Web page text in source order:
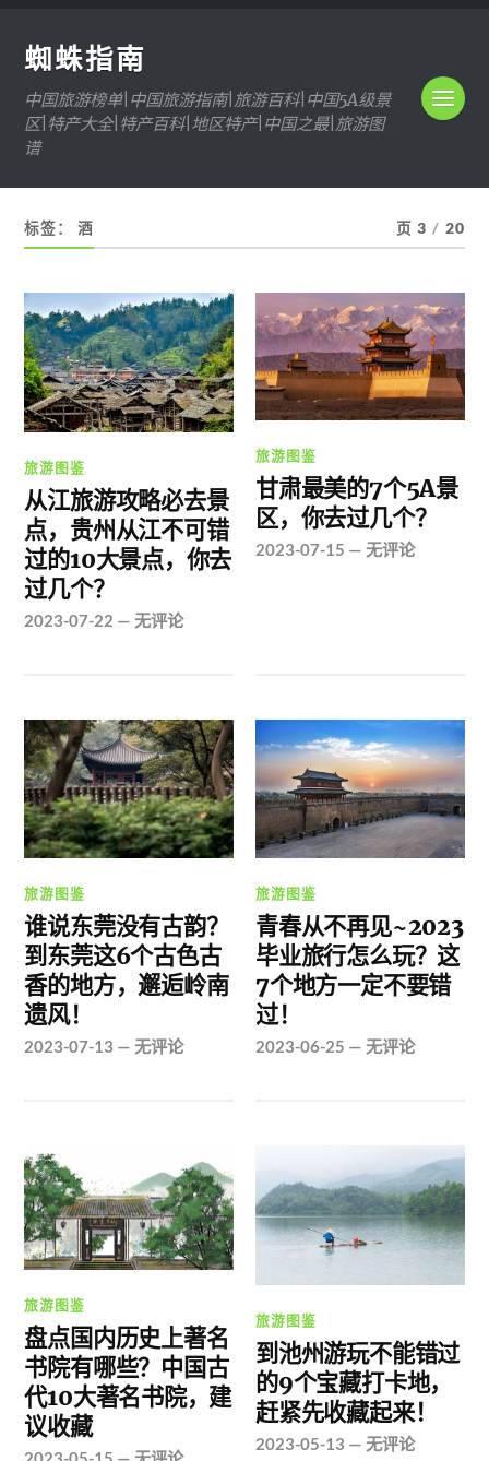
蜘蛛指南
中国旅游榜单|中国旅游指南|旅游百科|中国5A级景
区|特产大全|特产百科|地区特产|中国之最|旅游图
谱
标签：酒 页 3 / 20
旅游图鉴
从江旅游攻略必去景
点，贵州从江不可错
过的10大景点，你去
过几个？
2023-07-22 —无评论
旅游图鉴
甘肃最美的7个5A景
区，你去过几个？
2023-07-15 —无评论
旅游图鉴
谁说东莞没有古韵？
到东莞这6个古色古
香的地方，邂逅岭南
遗风！
2023-07-13 —无评论
旅游图鉴
青春从不再见~2023
毕业旅行怎么玩？这
7个地方一定不要错
过！
2023-06-25 —无评论
旅游图鉴
盘点国内历史上著名
书院有哪些？中国古
代10大著名书院，建
议收藏
旅游图鉴
到池州游玩不能错过
的9个宝藏打卡地，
赶紧先收藏起来！
2023-05-13 —无评论